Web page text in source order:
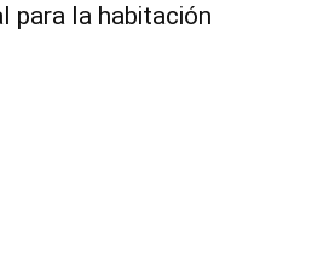
para la habitación